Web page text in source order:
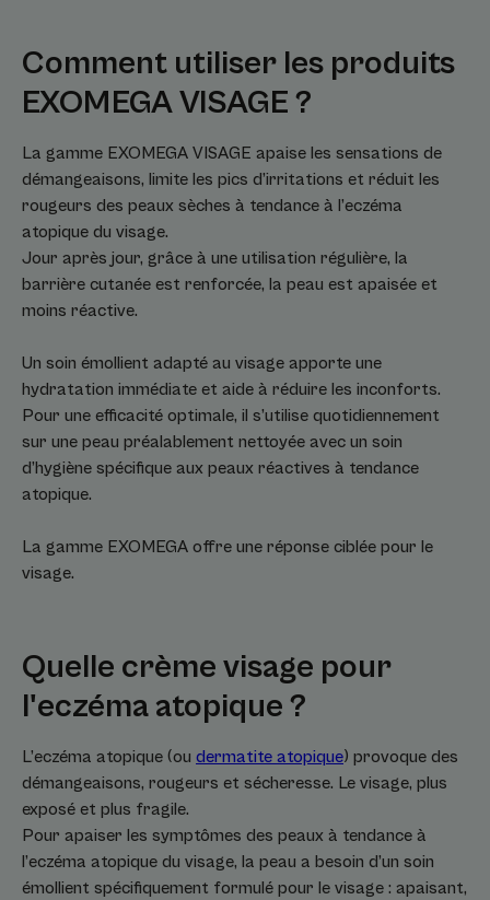
Comment utiliser les produits
EXOMEGA VISAGE ?
La gamme EXOMEGA VISAGE apaise les sensations de
démangeaisons, limite les pics d’irritations et réduit les
rougeurs des peaux sèches à tendance à l’eczéma
atopique du visage.
Jour après jour, grâce à une utilisation régulière, la
barrière cutanée est renforcée, la peau est apaisée et
moins réactive.
Un soin émollient adapté au visage apporte une
hydratation immédiate et aide à réduire les inconforts.
Pour une efficacité optimale, il s’utilise quotidiennement
sur une peau préalablement nettoyée avec un soin
d’hygiène spécifique aux peaux réactives à tendance
atopique.
La gamme EXOMEGA offre une réponse ciblée pour le
visage.
Quelle crème visage pour
l'eczéma atopique ?
L’eczéma atopique (ou dermatite atopique) provoque des
démangeaisons, rougeurs et sécheresse. Le visage, plus
exposé et plus fragile.
Pour apaiser les symptômes des peaux à tendance à
l’eczéma atopique du visage, la peau a besoin d’un soin
émollient spécifiquement formulé pour le visage : apaisant,